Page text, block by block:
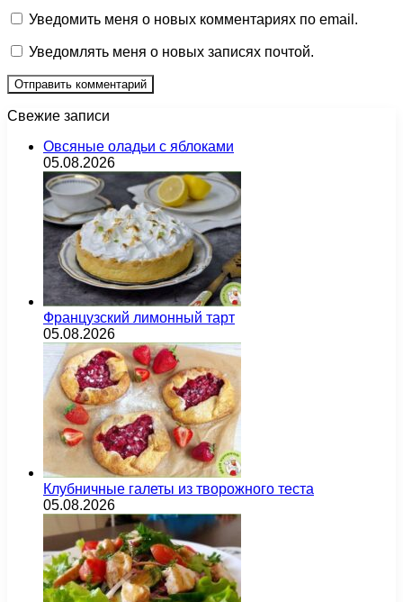
Уведомить меня о новых комментариях по email.
Уведомлять меня о новых записях почтой.
Свежие записи
Овсяные оладьи с яблоками
05.08.2026
Французский лимонный тарт
05.08.2026
Клубничные галеты из творожного теста
05.08.2026